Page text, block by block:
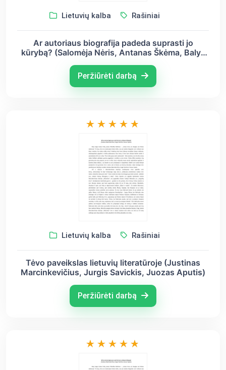
Lietuvių kalba Rašiniai
Ar autoriaus biografija padeda suprasti jo
kūrybą? (Salomėja Nėris, Antanas Škėma, Balys
Peržiūrėti darbą
Lietuvių kalba Rašiniai
Tėvo paveikslas lietuvių literatūroje (Justinas
Marcinkevičius, Jurgis Savickis, Juozas Aputis)
Peržiūrėti darbą